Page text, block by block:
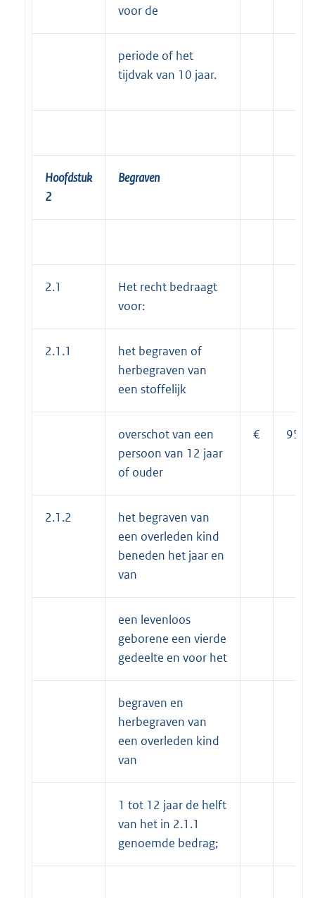
voor de
periode of het
tijdvak van 10 jaar.
Hoofdstuk
2
Begraven
2.1
Het recht bedraagt
voor:
2.1.1
het begraven of
herbegraven van
een stoffelijk
overschot van een
persoon van 12 jaar
of ouder
€
2.1.2
het begraven van
een overleden kind
beneden het jaar en
van
een levenloos
geborene een vierde
gedeelte en voor het
begraven en
herbegraven van
een overleden kind
van
1 tot 12 jaar de helft
van het in 2.1.1
genoemde bedrag;